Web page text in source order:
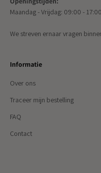
Maandag - Vrijdag: 09:00 -
We streven ernaar vragen
Informatie
Over ons
Traceer mijn bestelling
FAQ
Contact